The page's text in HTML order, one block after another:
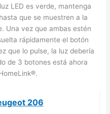
LED es verde, mantenga
que se muestren a la
Una vez que ambas estén
rápidamente el botón
que lo pulse, la luz debería
de 3 botones está ahora
206